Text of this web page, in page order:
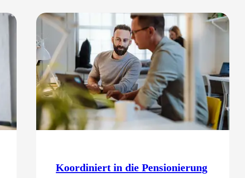
Koordiniert in die Pensionierung